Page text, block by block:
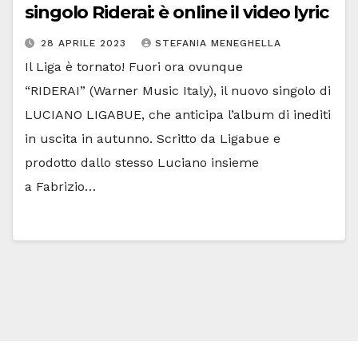
singolo Riderai: è online il video lyric
28 APRILE 2023 STEFANIA MENEGHELLA
Il Liga è tornato! Fuori ora ovunque
“RIDERAI” (Warner Music Italy), il nuovo singolo di
LUCIANO LIGABUE, che anticipa l’album di inediti
in uscita in autunno. Scritto da Ligabue e
prodotto dallo stesso Luciano insieme
a Fabrizio…